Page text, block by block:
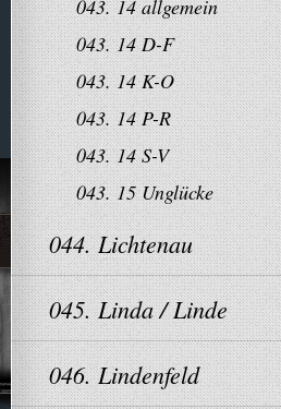
043. 14 allgemein
043. 14 D-F
043. 14 K-O
043. 14 P-R
043. 14 S-V
043. 15 Unglücke
044. Lichtenau
045. Linda / Linde
046. Lindenfeld